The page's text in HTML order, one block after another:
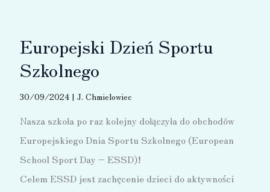
Europejski Dzień Sportu
Szkolnego
30/09/2024 | J. Chmielowiec
Nasza szkoła po raz kolejny dołączyła do obchodów
Europejskiego Dnia Sportu Szkolnego (European
School Sport Day – ESSD)!
Celem ESSD jest zachęcenie dzieci do aktywności